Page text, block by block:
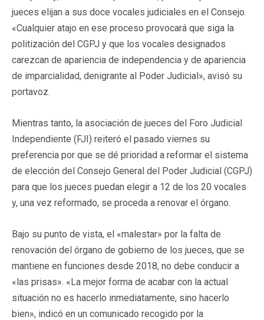
jueces elijan a sus doce vocales judiciales en el Consejo.
«Cualquier atajo en ese proceso provocará que siga la
politización del CGPJ y que los vocales designados
carezcan de apariencia de independencia y de apariencia
de imparcialidad, denigrante al Poder Judicial», avisó su
portavoz.
Mientras tanto, la asociación de jueces del Foro Judicial
Independiente (FJI) reiteró el pasado viernes su
preferencia por que se dé prioridad a reformar el sistema
de elección del Consejo General del Poder Judicial (CGPJ)
para que los jueces puedan elegir a 12 de los 20 vocales
y, una vez reformado, se proceda a renovar el órgano.
Bajo su punto de vista, el «malestar» por la falta de
renovación del órgano de gobierno de los jueces, que se
mantiene en funciones desde 2018, no debe conducir a
«las prisas». «La mejor forma de acabar con la actual
situación no es hacerlo inmediatamente, sino hacerlo
bien», indicó en un comunicado recogido por la